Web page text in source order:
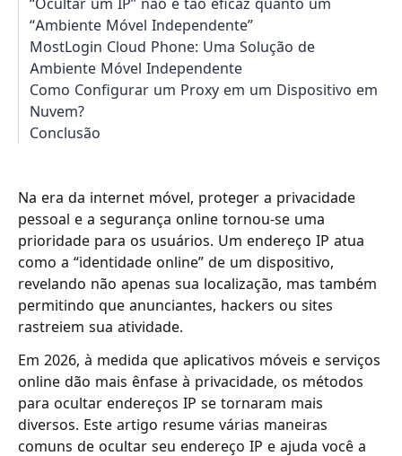
“Ocultar um IP” não é tão eficaz quanto um
“Ambiente Móvel Independente”
MostLogin Cloud Phone: Uma Solução de
Ambiente Móvel Independente
Como Configurar um Proxy em um Dispositivo em
Nuvem?
Conclusão
Na era da internet móvel, proteger a privacidade
pessoal e a segurança online tornou-se uma
prioridade para os usuários. Um endereço IP atua
como a “identidade online” de um dispositivo,
revelando não apenas sua localização, mas também
permitindo que anunciantes, hackers ou sites
rastreiem sua atividade.
Em 2026, à medida que aplicativos móveis e serviços
online dão mais ênfase à privacidade, os métodos
para ocultar endereços IP se tornaram mais
diversos. Este artigo resume várias maneiras
comuns de ocultar seu endereço IP e ajuda você a